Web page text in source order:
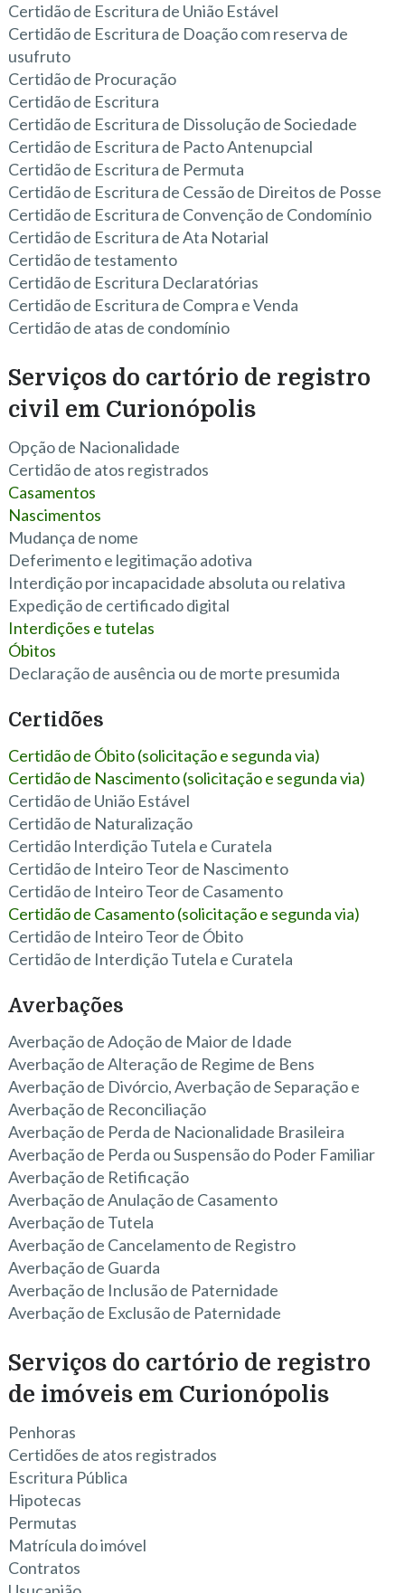
Certidão de Escritura de União Estável
Certidão de Escritura de Doação com reserva de
usufruto
Certidão de Procuração
Certidão de Escritura
Certidão de Escritura de Dissolução de Sociedade
Certidão de Escritura de Pacto Antenupcial
Certidão de Escritura de Permuta
Certidão de Escritura de Cessão de Direitos de Posse
Certidão de Escritura de Convenção de Condomínio
Certidão de Escritura de Ata Notarial
Certidão de testamento
Certidão de Escritura Declaratórias
Certidão de Escritura de Compra e Venda
Certidão de atas de condomínio
Serviços do cartório de registro
civil em Curionópolis
Opção de Nacionalidade
Certidão de atos registrados
Casamentos
Nascimentos
Mudança de nome
Deferimento e legitimação adotiva
Interdição por incapacidade absoluta ou relativa
Expedição de certificado digital
Interdições e tutelas
Óbitos
Declaração de ausência ou de morte presumida
Certidões
Certidão de Óbito (solicitação e segunda via)
Certidão de Nascimento (solicitação e segunda via)
Certidão de União Estável
Certidão de Naturalização
Certidão Interdição Tutela e Curatela
Certidão de Inteiro Teor de Nascimento
Certidão de Inteiro Teor de Casamento
Certidão de Casamento (solicitação e segunda via)
Certidão de Inteiro Teor de Óbito
Certidão de Interdição Tutela e Curatela
Averbações
Averbação de Adoção de Maior de Idade
Averbação de Alteração de Regime de Bens
Averbação de Divórcio, Averbação de Separação e
Averbação de Reconciliação
Averbação de Perda de Nacionalidade Brasileira
Averbação de Perda ou Suspensão do Poder Familiar
Averbação de Retificação
Averbação de Anulação de Casamento
Averbação de Tutela
Averbação de Cancelamento de Registro
Averbação de Guarda
Averbação de Inclusão de Paternidade
Averbação de Exclusão de Paternidade
Serviços do cartório de registro
de imóveis em Curionópolis
Penhoras
Certidões de atos registrados
Escritura Pública
Hipotecas
Permutas
Matrícula do imóvel
Contratos